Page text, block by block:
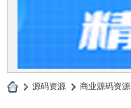
» 源码资源 › 商业源码资源